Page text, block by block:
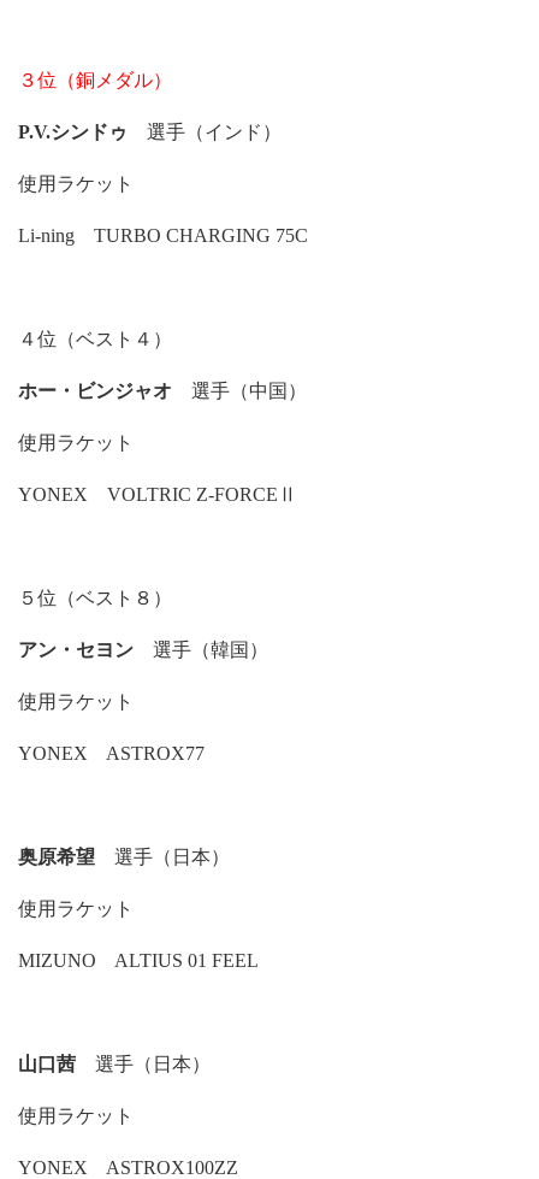
３位（銅メダル）
P.V.シンドゥ 選手（インド）
使用ラケット
Li-ning TURBO CHARGING 75C
４位（ベスト４）
ホー・ビンジャオ 選手（中国）
使用ラケット
YONEX VOLTRIC Z-FORCEⅡ
５位（ベスト８）
アン・セヨン 選手（韓国）
使用ラケット
YONEX ASTROX77
奥原希望 選手（日本）
使用ラケット
MIZUNO ALTIUS 01 FEEL
山口茜 選手（日本）
使用ラケット
YONEX ASTROX100ZZ